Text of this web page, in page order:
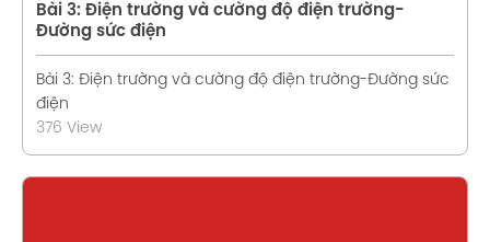
Bài 3: Điện trường và cường độ điện trường-
Đường sức điện
Bài 3: Điện trường và cường độ điện trường-Đường sức
điện
376 View